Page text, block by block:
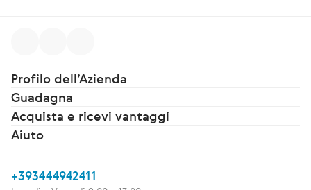
Profilo dell’Azienda
Guadagna
Acquista e ricevi vantaggi
Aiuto
+393444942411